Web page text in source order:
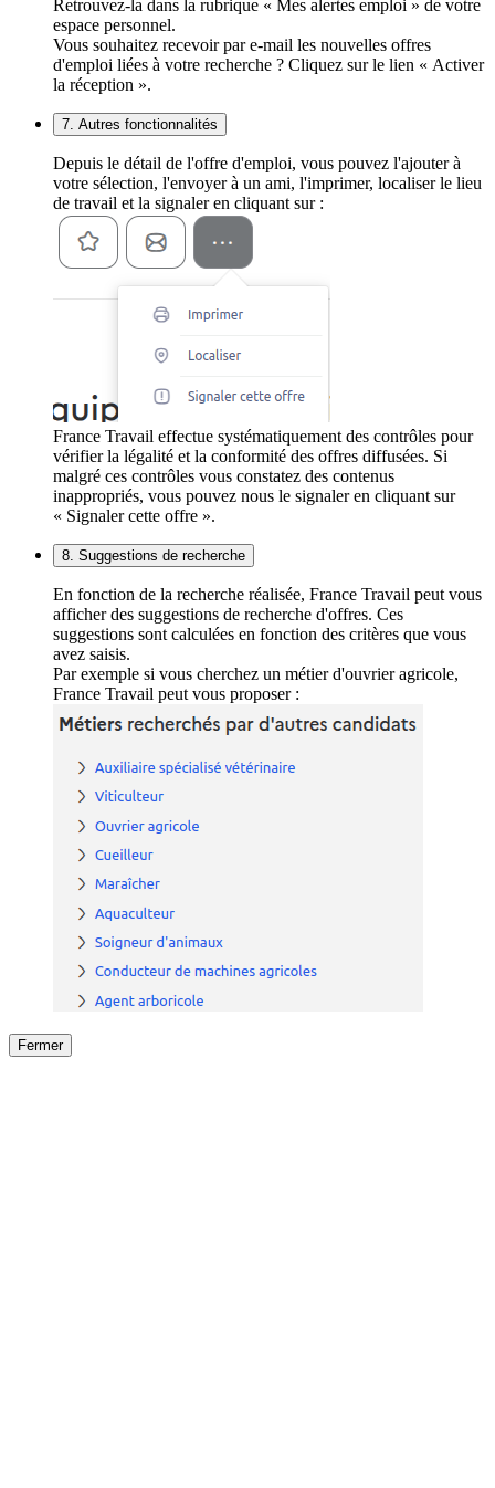
Retrouvez-la dans la rubrique « Mes alertes emploi » de votre
espace personnel.
Vous souhaitez recevoir par e-mail les nouvelles offres
d'emploi liées à votre recherche ? Cliquez sur le lien « Activer
la réception ».
7. Autres fonctionnalités
Depuis le détail de l'offre d'emploi, vous pouvez l'ajouter à
votre sélection, l'envoyer à un ami, l'imprimer, localiser le lieu
de travail et la signaler en cliquant sur :
France Travail effectue systématiquement des contrôles pour
vérifier la légalité et la conformité des offres diffusées. Si
malgré ces contrôles vous constatez des contenus
inappropriés, vous pouvez nous le signaler en cliquant sur
« Signaler cette offre ».
8. Suggestions de recherche
En fonction de la recherche réalisée, France Travail peut vous
afficher des suggestions de recherche d'offres. Ces
suggestions sont calculées en fonction des critères que vous
avez saisis.
Par exemple si vous cherchez un métier d'ouvrier agricole,
France Travail peut vous proposer :
Fermer